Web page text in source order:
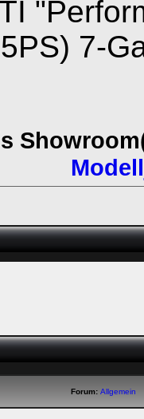
7-
Forum: Allgemein